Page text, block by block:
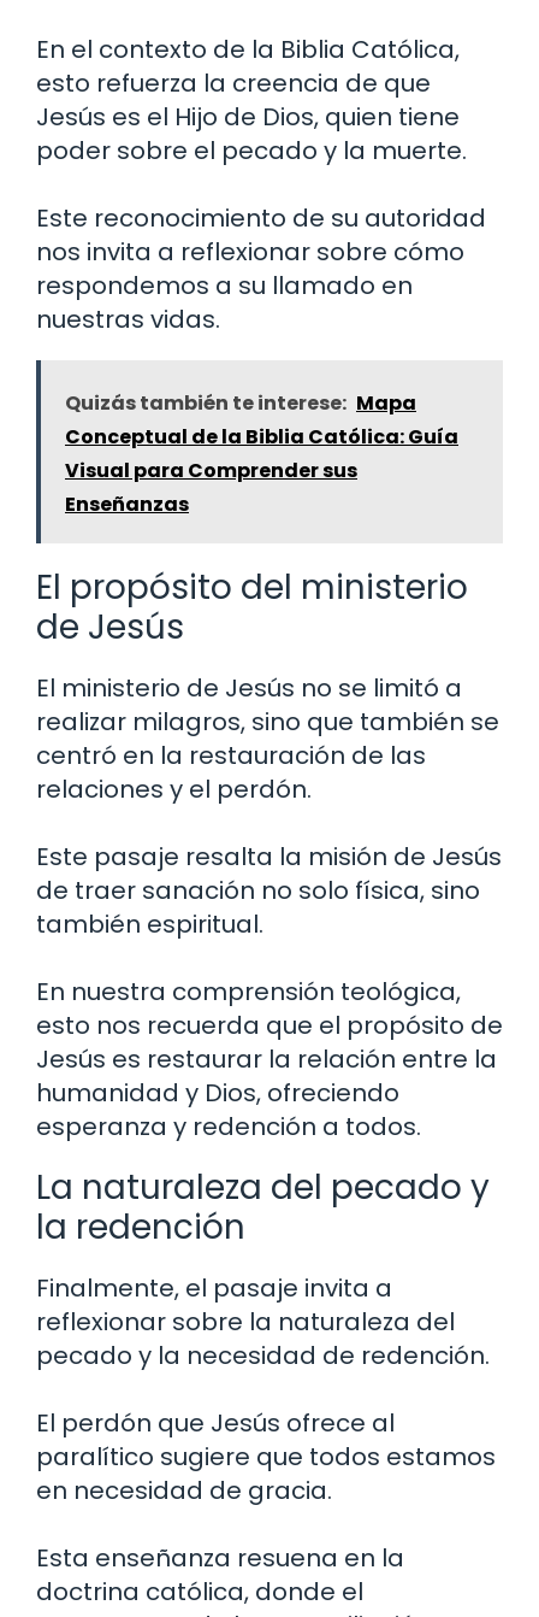
En el contexto de la Biblia Católica,
esto refuerza la creencia de que
Jesús es el Hijo de Dios, quien tiene
poder sobre el pecado y la muerte.
Este reconocimiento de su autoridad
nos invita a reflexionar sobre cómo
respondemos a su llamado en
nuestras vidas.
Quizás también te interese: Mapa
Conceptual de la Biblia Católica: Guía
Visual para Comprender sus
Enseñanzas
El propósito del ministerio
de Jesús
El ministerio de Jesús no se limitó a
realizar milagros, sino que también se
centró en la restauración de las
relaciones y el perdón.
Este pasaje resalta la misión de Jesús
de traer sanación no solo física, sino
también espiritual.
En nuestra comprensión teológica,
esto nos recuerda que el propósito de
Jesús es restaurar la relación entre la
humanidad y Dios, ofreciendo
esperanza y redención a todos.
La naturaleza del pecado y
la redención
Finalmente, el pasaje invita a
reflexionar sobre la naturaleza del
pecado y la necesidad de redención.
El perdón que Jesús ofrece al
paralítico sugiere que todos estamos
en necesidad de gracia.
Esta enseñanza resuena en la
doctrina católica, donde el